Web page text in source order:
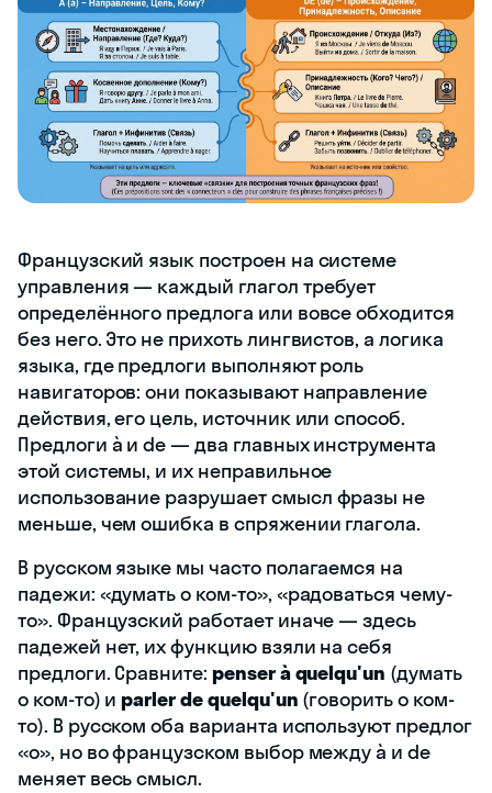
Французский язык построен на системе
управления — каждый глагол требует
определённого предлога или вовсе обходится
без него. Это не прихоть лингвистов, а логика
языка, где предлоги выполняют роль
навигаторов: они показывают направление
действия, его цель, источник или способ.
Предлоги à и de — два главных инструмента
этой системы, и их неправильное
использование разрушает смысл фразы не
меньше, чем ошибка в спряжении глагола.
В русском языке мы часто полагаемся на
падежи: «думать о ком-то», «радоваться чему-
то». Французский работает иначе — здесь
падежей нет, их функцию взяли на себя
предлоги. Сравните: penser à quelqu'un (думать
о ком-то) иparler de quelqu'un (говорить о ком-
то). В русском оба варианта используют предлог
«о», но во французском выбор между à и de
меняет весь смысл.